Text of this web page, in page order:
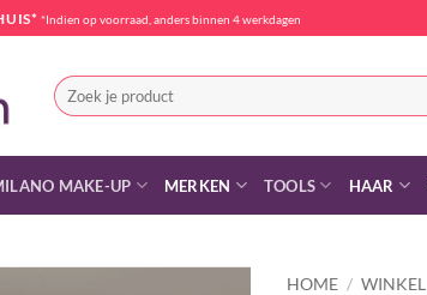
*Indien op voorraad, anders binnen 4 werkdagen
Zoeken
naar:
MAKE-UP MERKEN TOOLS HAAR
HOME / WINKEL